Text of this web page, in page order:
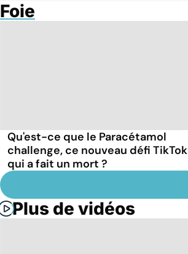
Foie
Qu'est-ce que le Paracétamol
challenge, ce nouveau défi TikTok
qui a fait un mort ?
Plus de vidéos